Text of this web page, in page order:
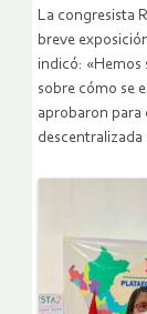
La congresista
breve
indicó: «Hemos
sobre cómo se
aprobaron para
descentralizada